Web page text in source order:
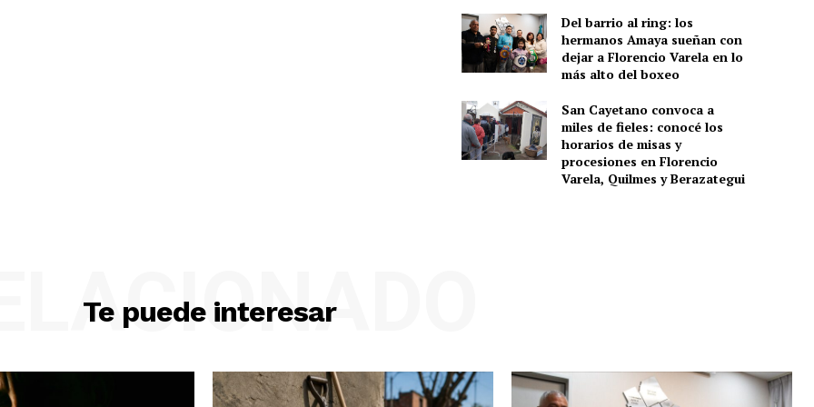
Del barrio al ring: los
hermanos Amaya sueñan con
dejar a Florencio Varela en lo
más alto del boxeo
San Cayetano convoca a
miles de fieles: conocé los
horarios de misas y
procesiones en Florencio
Varela, Quilmes y Berazategui
Te puede interesar